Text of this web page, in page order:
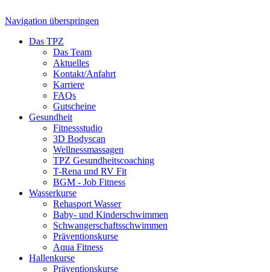
Navigation überspringen
Das TPZ
Das Team
Aktuelles
Kontakt/Anfahrt
Karriere
FAQs
Gutscheine
Gesundheit
Fitnessstudio
3D Bodyscan
Wellnessmassagen
TPZ Gesundheits­coaching
T-Rena und RV Fit
BGM - Job Fitness
Wasserkurse
Rehasport Wasser
Baby- und Kinderschwimmen
Schwangerschafts­schwimmen
Präventionskurse
Aqua Fitness
Hallenkurse
Präventionskurse